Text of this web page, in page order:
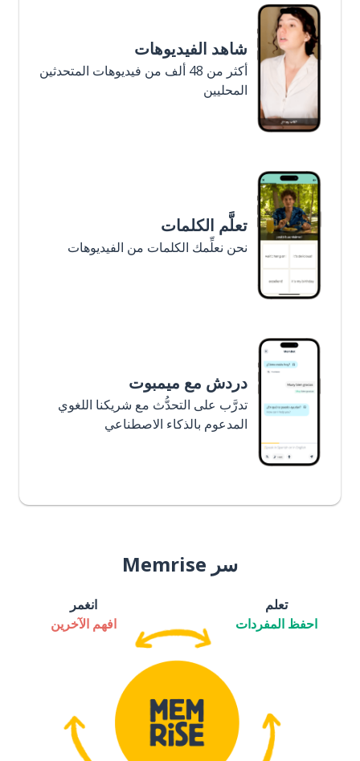
شاهد الفيديوهات
أكثر من 48 ألف من فيديوهات المتحدثين
المحليين
تعلَّم الكلمات
نحن نعلِّمك الكلمات من الفيديوهات
دردش مع ميمبوت
تدرَّب على التحدُّث مع شريكنا اللغوي
المدعوم بالذكاء الاصطناعي
سر Memrise
تعلم
احفظ المفردات
انغمر
افهم الآخرين